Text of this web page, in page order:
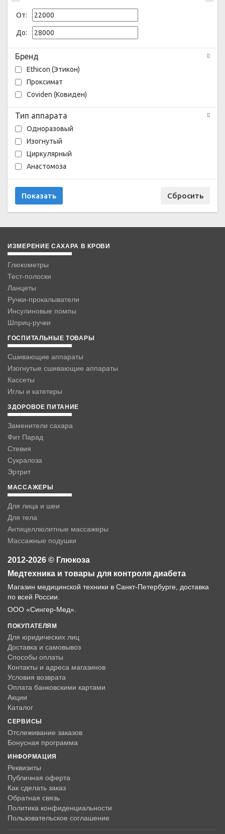
От:
До:
Бренд
Ethicon (Этикон)
Проксимат
Coviden (Ковиден)
Тип аппарата
Одноразовый
Изогнутый
Циркулярный
Анастомоза
ИЗМЕРЕНИЕ САХАРА В КРОВИ
Глюкометры
Тест-полоски
Ланцеты
Ручки-прокалыватели
Инсулиновые помпы
Шприц-ручки
ГОСПИТАЛЬНЫЕ ТОВАРЫ
Сшивающие аппараты
Изогнутые сшивающие аппараты
Кассеты
Иглы и катетеры
ЗДОРОВОЕ ПИТАНИЕ
Заменители сахара
Фит Парад
Стевия
Сукралоза
Эртрит
МАССАЖЕРЫ
Для лица и шеи
Для тела
Антицеллюлитные массажеры
Массажные подушки
2012-2026 © Глюкоза
Медтехника и товары для контроля диабета
Магазин медицинской техники в Санкт-Петербурге, доставка
по всей России.
ООО «Сингер-Мед».
ПОКУПАТЕЛЯМ
Для юридических лиц
Доставка и самовывоз
Способы оплаты
Контакты и адреса магазинов
Условия возврата
Оплата банковскими картами
Акции
Каталог
СЕРВИСЫ
Отслеживание заказов
Бонусная программа
ИНФОРМАЦИЯ
Реквизиты
Публичная оферта
Как сделать заказ
Обратная связь
Политика конфиденциальности
Пользовательское соглашение